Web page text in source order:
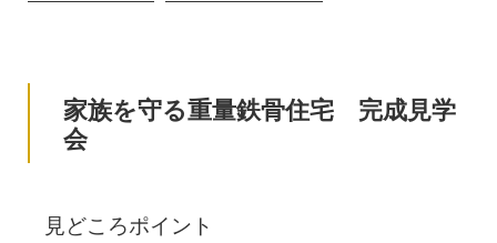
家族を守る重量鉄骨住宅 完成見学
会
見どころポイント